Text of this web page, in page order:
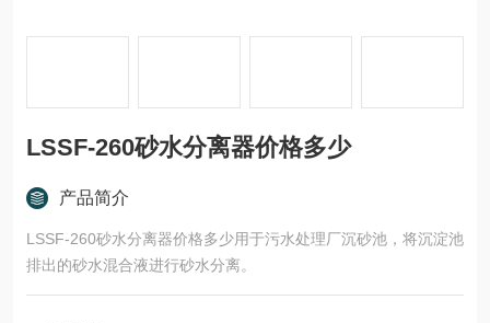
LSSF-260砂水分离器价格多少
产品简介
LSSF-260砂水分离器价格多少用于污水处理厂沉砂池，将沉淀池
排出的砂水混合液进行砂水分离。